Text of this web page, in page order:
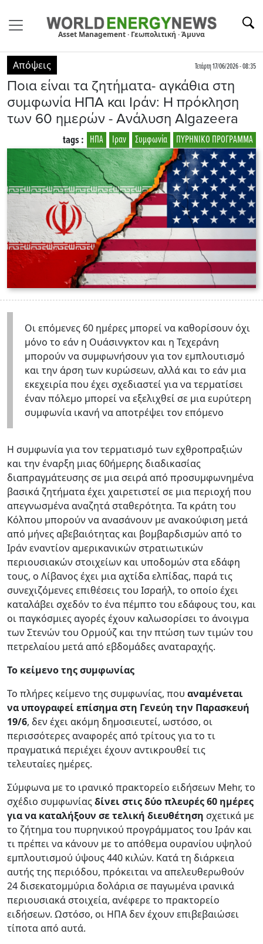
Asset Management · Γεωπολιτική · Άμυνα
Απόψεις Τετάρτη 17/06/2026 - 08:35
Ποια είναι τα ζητήματα- αγκάθια στη
συμφωνία ΗΠΑ και Ιράν: Η πρόκληση
των 60 ημερών - Aνάλυση Algazeera
ΠΥΡΗΝΙΚΟ ΠΡΟΓΡΑΜΜΑ
Συμφωνία
Ιραν
ΗΠΑ
tags :
Οι επόμενες 60 ημέρες μπορεί να καθορίσουν όχι
μόνο το εάν η Ουάσινγκτον και η Τεχεράνη
μπορούν να συμφωνήσουν για τον εμπλουτισμό
και την άρση των κυρώσεων, αλλά και το εάν μια
εκεχειρία που έχει σχεδιαστεί για να τερματίσει
έναν πόλεμο μπορεί να εξελιχθεί σε μια ευρύτερη
συμφωνία ικανή να αποτρέψει τον επόμενο
Η συμφωνία για τον τερματισμό των εχθροπραξιών
και την έναρξη μιας 60ήμερης διαδικασίας
διαπραγμάτευσης σε μια σειρά από προσυμφωνημένα
βασικά ζητήματα έχει χαιρετιστεί σε μια περιοχή που
απεγνωσμένα αναζητά σταθερότητα. Τα κράτη του
Κόλπου μπορούν να ανασάνουν με ανακούφιση μετά
από μήνες αβεβαιότητας και βομβαρδισμών από το
Ιράν εναντίον αμερικανικών στρατιωτικών
περιουσιακών στοιχείων και υποδομών στα εδάφη
τους, ο Λίβανος έχει μια αχτίδα ελπίδας, παρά τις
συνεχιζόμενες επιθέσεις του Ισραήλ, το οποίο έχει
καταλάβει σχεδόν το ένα πέμπτο του εδάφους του, και
οι παγκόσμιες αγορές έχουν καλωσορίσει το άνοιγμα
των Στενών του Ορμούζ και την πτώση των τιμών του
πετρελαίου μετά από εβδομάδες αναταραχής.
Το κείμενο της συμφωνίας
Το πλήρες κείμενο της συμφωνίας, που αναμένεται
να υπογραφεί επίσημα στη Γενεύη την Παρασκευή
19/6, δεν έχει ακόμη δημοσιευτεί, ωστόσο, οι
περισσότερες αναφορές από τρίτους για το τι
πραγματικά περιέχει έχουν αντικρουθεί τις
τελευταίες ημέρες.
Σύμφωνα με το ιρανικό πρακτορείο ειδήσεων Mehr, το
σχέδιο συμφωνίαςδίνει στις δύο πλευρές 60 ημέρες
για να καταλήξουν σε τελική διευθέτηση σχετικά με
το ζήτημα του πυρηνικού προγράμματος του Ιράν και
τι πρέπει να κάνουν με το απόθεμα ουρανίου υψηλού
εμπλουτισμού ύψους 440 κιλών. Κατά τη διάρκεια
αυτής της περιόδου, πρόκειται να απελευθερωθούν
24 δισεκατομμύρια δολάρια σε παγωμένα ιρανικά
περιουσιακά στοιχεία, ανέφερε το πρακτορείο
ειδήσεων. Ωστόσο, οι ΗΠΑ δεν έχουν επιβεβαιώσει
τίποτα από αυτά.